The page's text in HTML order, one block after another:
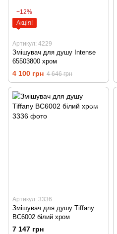
−12%
Акція!
Артикул: 4229
Змішувач для душу Intense
65503800 хром
4 100 грн 4 646 грн
Артикул: 3336
Змішувач для душу Tiffany
BC6002 білий хром
7 147 грн